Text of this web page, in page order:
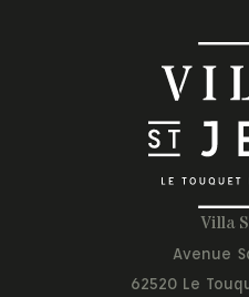
Villa
Avenue
62520 Le